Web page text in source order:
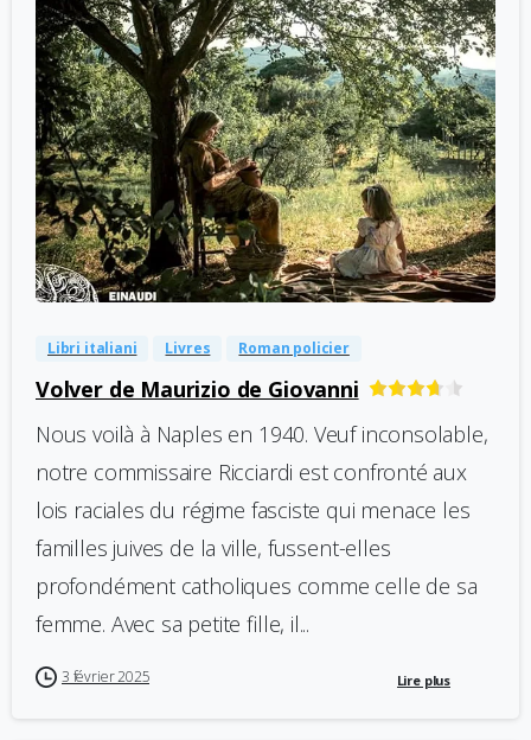
0 -
Libri italiani Livres Roman policier
Volver de Maurizio de Giovanni
Nous voilà à Naples en 1940. Veuf inconsolable,
notre commissaire Ricciardi est confronté aux
lois raciales du régime fasciste qui menace les
familles juives de la ville, fussent-elles
profondément catholiques comme celle de sa
femme. Avec sa petite fille, il...
3 février 2025 Lire plus